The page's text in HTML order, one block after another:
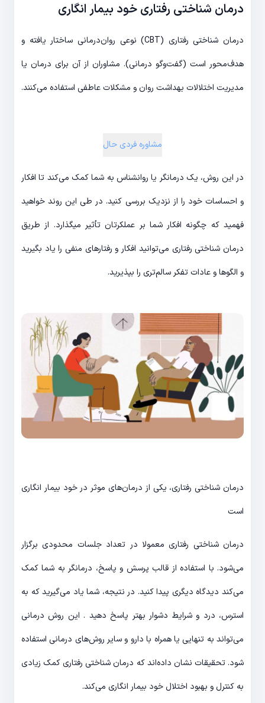
درمان شناختی رفتاری خود بیمار انگاری
درمان شناختی رفتاری (CBT) نوعی روان‌درمانی ساختار یافته و
هدف‎‌محور است (گفت‌وگو درمانی). مشاوران از آن برای درمان یا
مدیریت اختلالات بهداشت روان و مشکلات عاطفی استفاده می‌کنند.
مشاوره فردی حال
در این روش، یک درمانگر یا روانشناس به شما کمک می‌کند تا افکار
و احساسات خود را از نزدیک بررسی کنید. در طی این روند خواهید
فهمید که چگونه افکار شما بر عملکرتان تأثیر می‎گذارد. از طریق
درمان شناختی رفتاری می‌توانید افکار و رفتارهای منفی را یاد بگیرید
و الگوها و عادات تفکر سالم‌‎تری را بپذیرید.
درمان شناختی رفتاری، یکی از درمان‌های موثر در خود بیمار انگاری
است
درمان شناختی رفتاری معمولا در تعداد جلسات محدودی برگزار
می‌شود. با استفاده از قالب پرسش و پاسخ، درمانگر به شما کمک
می‌کند دیدگاه دیگری پیدا کنید. در نتیجه، شما یاد می‌گیرید که به
استرس، درد و شرایط دشوار بهتر پاسخ دهید . این روش درمانی
می‌تواند به تنهایی یا همراه با دارو و سایر روش‌‎های درمانی استفاده
شود. تحقیقات نشان داده‌اند که درمان شناختی رفتاری کمک زیادی
به کنترل و بهبود اختلال خود بیمار انگاری می‌کند.